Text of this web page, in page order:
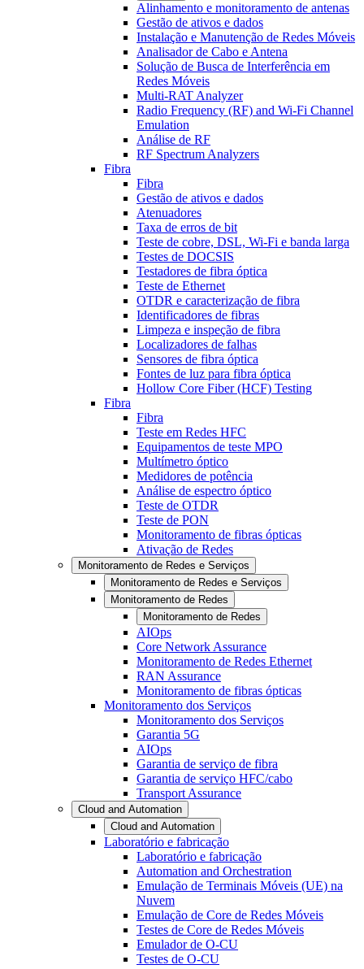
Alinhamento e monitoramento de antenas
Gestão de ativos e dados
Instalação e Manutenção de Redes Móveis
Analisador de Cabo e Antena
Solução de Busca de Interferência em
Redes Móveis
Multi-RAT Analyzer
Radio Frequency (RF) and Wi-Fi Channel
Emulation
Análise de RF
RF Spectrum Analyzers
Fibra
Fibra
Gestão de ativos e dados
Atenuadores
Taxa de erros de bit
Teste de cobre, DSL, Wi-Fi e banda larga
Testes de DOCSIS
Testadores de fibra óptica
Teste de Ethernet
OTDR e caracterização de fibra
Identificadores de fibras
Limpeza e inspeção de fibra
Localizadores de falhas
Sensores de fibra óptica
Fontes de luz para fibra óptica
Hollow Core Fiber (HCF) Testing
Fibra
Fibra
Teste em Redes HFC
Equipamentos de teste MPO
Multímetro óptico
Medidores de potência
Análise de espectro óptico
Teste de OTDR
Teste de PON
Monitoramento de fibras ópticas
Ativação de Redes
Monitoramento de Redes e Serviços
Monitoramento de Redes e Serviços
Monitoramento de Redes
Monitoramento de Redes
AIOps
Core Network Assurance
Monitoramento de Redes Ethernet
RAN Assurance
Monitoramento de fibras ópticas
Monitoramento dos Serviços
Monitoramento dos Serviços
Garantia 5G
AIOps
Garantia de serviço de fibra
Garantia de serviço HFC/cabo
Transport Assurance
Cloud and Automation
Cloud and Automation
Laboratório e fabricação
Laboratório e fabricação
Automation and Orchestration
Emulação de Terminais Móveis (UE) na
Nuvem
Emulação de Core de Redes Móveis
Testes de Core de Redes Móveis
Emulador de O-CU
Testes de O-CU